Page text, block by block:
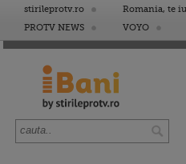
stirileprotv.ro Romania, te
PROTV NEWS
VOYO